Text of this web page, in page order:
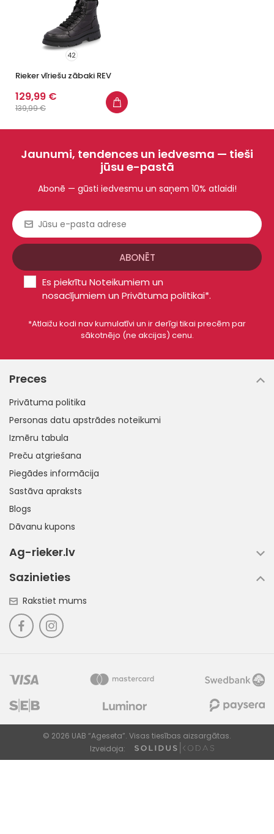
42
Rieker vīriešu zābaki REV
129,99 €
139,99 €
Jaunumi, tendences un iedvesma — tieši
jūsu e-pastā
Abonē — gūsti iedvesmu un saņem 10% atlaidi!
Es piekrītu Noteikumiem un
nosacījumiem un Privātuma politikai*.
*Atlaižu kodi nav kumulatīvi un ir derīgi tikai precēm par
sākotnējo (ne akcijas) cenu.
Preces
Privātuma politika
Personas datu apstrādes noteikumi
Izmēru tabula
Preču atgriešana
Piegādes informācija
Sastāva apraksts
Blogs
Dāvanu kupons
Ag-rieker.lv
Sazinieties
Rakstiet mums
© 2026 UAB “Ageseta”. Visas tiesības aizsargātas.
Izveidoja: